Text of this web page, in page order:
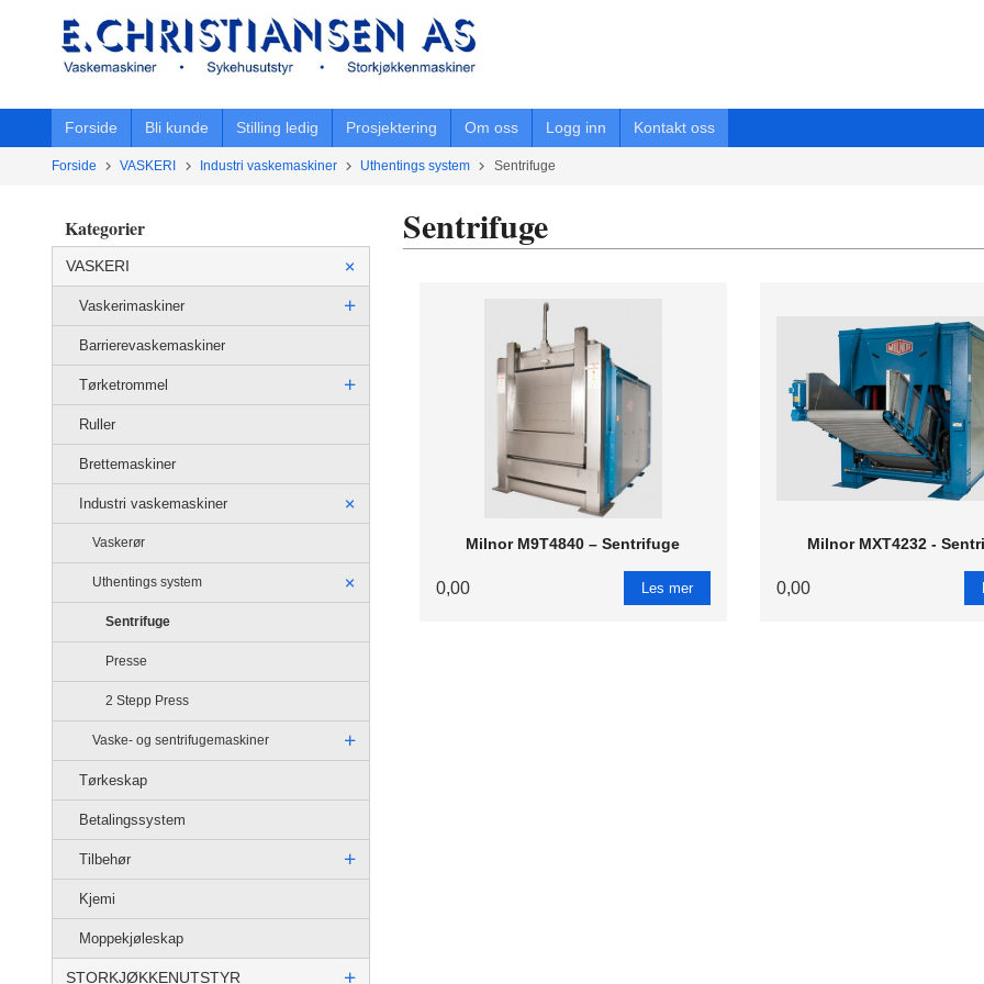
innholdet
Forside Bli kunde Stilling ledig Prosjektering Om oss Logg inn Kontakt oss
Forside VASKERI Industri vaskemaskiner Uthentings system Sentrifuge
Kategorier
VASKERI
Vaskerimaskiner
Barrierevaskemaskiner
Tørketrommel
Ruller
Brettemaskiner
Industri vaskemaskiner
Vaskerør
Uthentings system
Sentrifuge
Presse
2 Stepp Press
Vaske- og sentrifugemaskiner
Tørkeskap
Betalingssystem
Tilbehør
Kjemi
Moppekjøleskap
STORKJØKKENUTSTYR
Sentrifuge
Milnor M9T4840 – Sentrifuge
0,00 Les mer
Milnor MXT4232 -
0,00